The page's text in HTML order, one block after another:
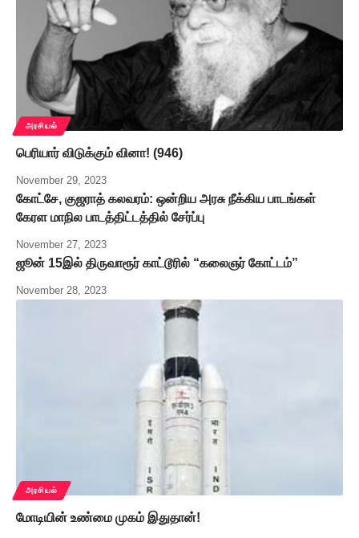
அரசியல்
பெரியார் விடுக்கும் வினா! (946)
November 29, 2023
கோட்சே, குஜராத் கலவரம்: ஒன்றிய அரசு நீக்கிய பாடங்கள்
கேரள மாநில பாடத்திட்டத்தில் சேர்ப்பு
November 27, 2023
ஜூன் 15இல் திருவாரூர் காட்டூரில் “கலைஞர் கோட்டம்”
November 28, 2023
அரசியல்
மோடியின் உண்மை முகம் இதுதான்!